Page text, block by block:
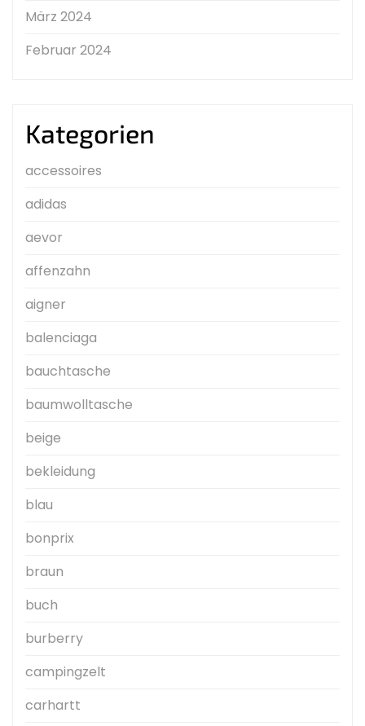
März 2024
Februar 2024
Kategorien
accessoires
adidas
aevor
affenzahn
aigner
balenciaga
bauchtasche
baumwolltasche
beige
bekleidung
blau
bonprix
braun
buch
burberry
campingzelt
carhartt